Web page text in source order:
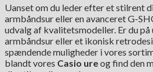
Uanset om du leder efter et stilrent
armbåndsur eller en avanceret G-
udvalg af kvalitetsmodeller. Er du
armbåndsur eller et ikonisk
spændende muligheder i vores
blandt vores Casio ureog find den